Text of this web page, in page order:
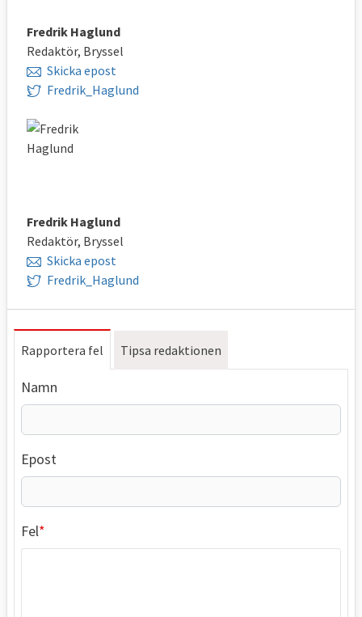
Fredrik Haglund
Redaktör, Bryssel
Skicka epost
Fredrik_Haglund
Fredrik Haglund
Redaktör, Bryssel
Skicka epost
Fredrik_Haglund
Rapportera fel Tipsa redaktionen
Namn
Epost
Fel